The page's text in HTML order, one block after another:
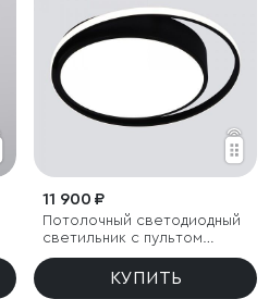
11 900 ₽
Потолочный светодиодный
светильник с пультом
управления
КУПИТЬ